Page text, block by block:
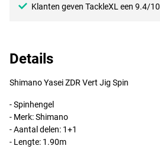
Klanten geven TackleXL een 9.4/10
Details
Shimano YaseiZDR Vert Jig Spin
- Spinhengel
- Merk: Shimano
- Aantal delen: 1+1
- Lengte: 1.90m